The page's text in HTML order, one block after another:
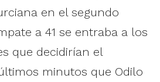
en el segundo
a 41 se entraba a los
que decidirían el
minutos que Odilo